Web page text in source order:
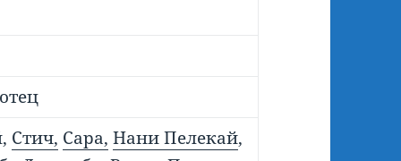
Стич, Сара, Нани Пелекай,